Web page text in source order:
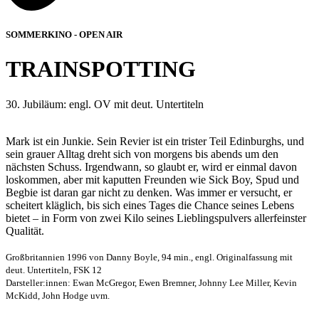
SOMMERKINO - OPEN AIR
TRAINSPOTTING
30. Jubiläum: engl. OV mit deut. Untertiteln
Mark ist ein Junkie. Sein Revier ist ein trister Teil Edinburghs, und
sein grauer Alltag dreht sich von morgens bis abends um den
nächsten Schuss. Irgendwann, so glaubt er, wird er einmal davon
loskommen, aber mit kaputten Freunden wie Sick Boy, Spud und
Begbie ist daran gar nicht zu denken. Was immer er versucht, er
scheitert kläglich, bis sich eines Tages die Chance seines Lebens
bietet – in Form von zwei Kilo seines Lieblingspulvers allerfeinster
Qualität.
Großbritannien 1996 von Danny Boyle, 94 min., engl. Originalfassung mit
deut. Untertiteln, FSK 12
Darsteller:innen: Ewan McGregor, Ewen Bremner, Johnny Lee Miller, Kevin
McKidd, John Hodge uvm.